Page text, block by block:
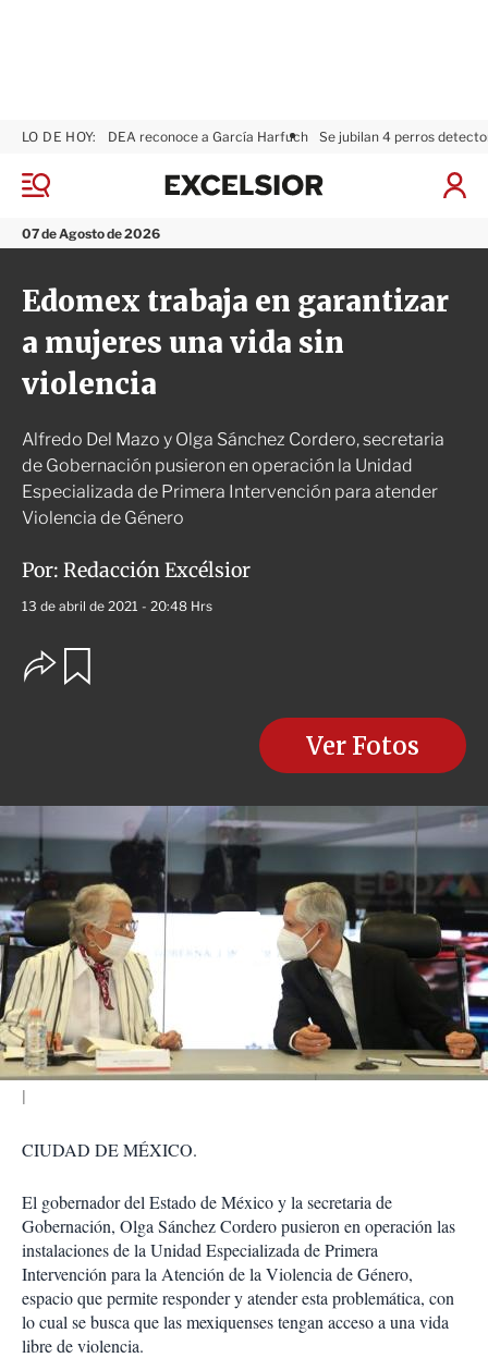
M
n
ú
07 de Agosto de 2026
LO DE HOY: DEA reconoce a García Harfuch Se jubilan 4 perros
I
x
l
i
o
r
Edomex trabaja en garantizar
a mujeres una vida sin
violencia
Alfredo Del Mazo y Olga Sánchez Cordero, secretaria
de Gobernación pusieron en operación la Unidad
Especializada de Primera Intervención para atender
Violencia de Género
Por: Redacción Excélsior
13 de abril de 2021 - 20:48 Hrs
O
p
s
e
m
p
a
r
t
i
r
Ver Fotos
CIUDAD DE MÉXICO.
El gobernador del Estado de México y la secretaria de
Gobernación, Olga Sánchez Cordero pusieron en operación las
instalaciones de la Unidad Especializada de Primera
Intervención para la Atención de la Violencia de Género,
espacio que permite responder y atender esta problemática, con
lo cual se busca que las mexiquenses tengan acceso a una vida
libre de violencia.